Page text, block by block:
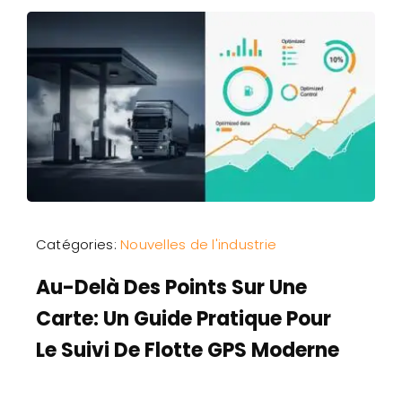
Catégories:Nouvelles de l'industrie
Au-Delà Des Points Sur Une
Carte: Un Guide Pratique Pour
Le Suivi De Flotte GPS Moderne